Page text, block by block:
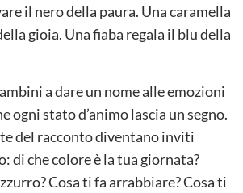
il nero della paura. Una caramella
gioia. Una fiaba regala il blu della
a dare un nome alle emozioni
ogni stato d’animo lascia un segno.
del racconto diventano inviti
di che colore è la tua giornata?
Cosa ti fa arrabbiare? Cosa ti